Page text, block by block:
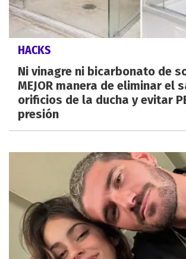
HACKS
Ni vinagre ni bicarbonato de
MEJOR manera de eliminar el
orificios de la ducha y evitar
presión